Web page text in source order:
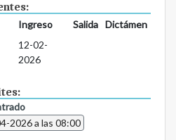
Ingreso Salida
Dictámen
12-02-
2026
2026 a las 08:00